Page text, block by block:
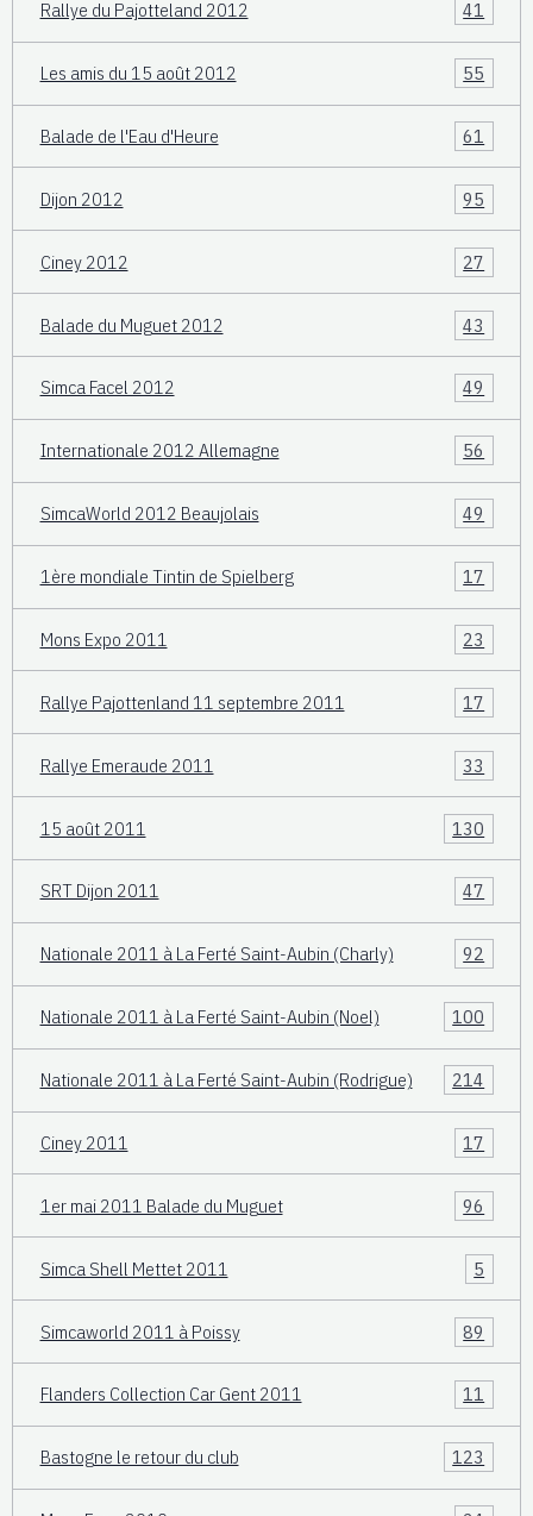
Rallye du Pajotteland 2012 41
Les amis du 15 août 2012 55
Balade de l'Eau d'Heure 61
Dijon 2012 95
Ciney 2012 27
Balade du Muguet 2012 43
Simca Facel 2012 49
Internationale 2012 Allemagne 56
SimcaWorld 2012 Beaujolais 49
1ère mondiale Tintin de Spielberg 17
Mons Expo 2011 23
Rallye Pajottenland 11 septembre 2011 17
Rallye Emeraude 2011 33
15 août 2011 130
SRT Dijon 2011 47
Nationale 2011 à La Ferté Saint-Aubin (Charly) 92
Nationale 2011 à La Ferté Saint-Aubin (Noel) 100
Nationale 2011 à La Ferté Saint-Aubin (Rodrigue) 214
Ciney 2011 17
1er mai 2011 Balade du Muguet 96
Simca Shell Mettet 2011 5
Simcaworld 2011 à Poissy 89
Flanders Collection Car Gent 2011 11
Bastogne le retour du club 123